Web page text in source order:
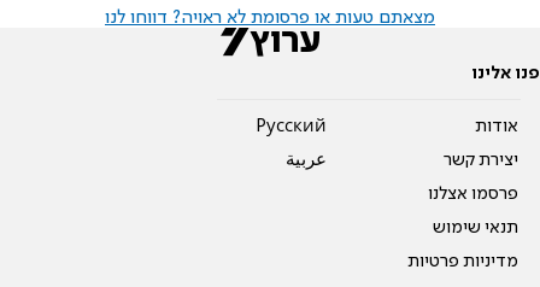
מצאתם טעות או פרסומת לא ראויה? דווחו לנו
פנו אלינו
אודות
יצירת קשר
פרסמו אצלנו
תנאי שימוש
מדיניות פרטיות
Pусский
عربية